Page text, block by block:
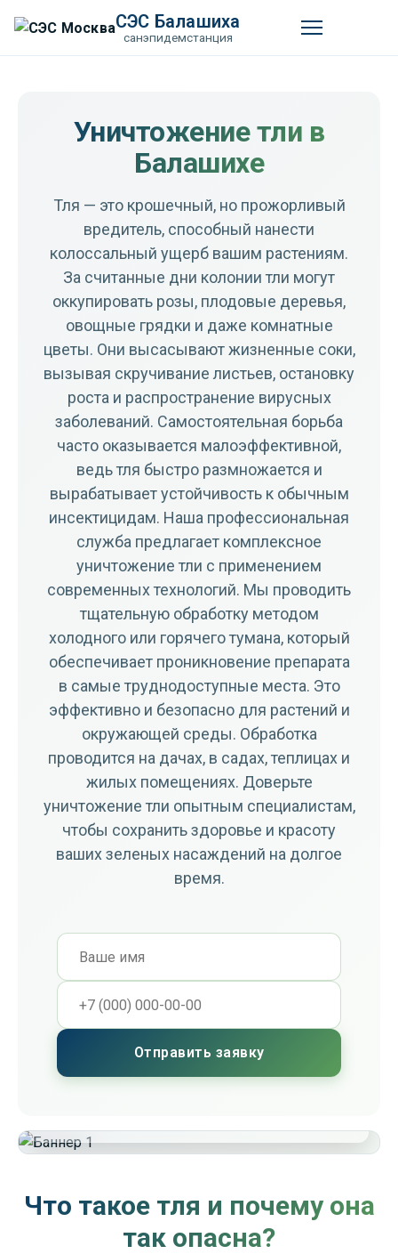
СЭС Балашиха
санэпидемстанция
Уничтожение тли в
Балашихе
Тля — это крошечный, но прожорливый
вредитель, способный нанести
колоссальный ущерб вашим растениям.
За считанные дни колонии тли могут
оккупировать розы, плодовые деревья,
овощные грядки и даже комнатные
цветы. Они высасывают жизненные соки,
вызывая скручивание листьев, остановку
роста и распространение вирусных
заболеваний. Самостоятельная борьба
часто оказывается малоэффективной,
ведь тля быстро размножается и
вырабатывает устойчивость к обычным
инсектицидам. Наша профессиональная
служба предлагает комплексное
уничтожение тли с применением
современных технологий. Мы проводить
тщательную обработку методом
холодного или горячего тумана, который
обеспечивает проникновение препарата
в самые труднодоступные места. Это
эффективно и безопасно для растений и
окружающей среды. Обработка
проводится на дачах, в садах, теплицах и
жилых помещениях. Доверьте
уничтожение тли опытным специалистам,
чтобы сохранить здоровье и красоту
ваших зеленых насаждений на долгое
время.
Отправить заявку
Что такое тля и почему она
так опасна?